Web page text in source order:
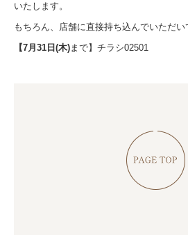
いたします。
もちろん、店舗に直接持ち込んでいただ
【7月31日(木)まで】チラシ02501